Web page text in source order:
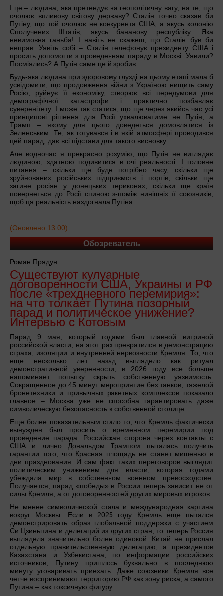
І це – людина, яка претендує на геополітичну вагу, на те, що
очолює впливову світову державу? Сталін точно сказав би
Путіну, що той очолює не конкурента США, а якусь колонію
Сполучених Штатів, якусь бананову республіку. Яка
невимовна ганьба! І навіть не скажеш, що Сталін був би
неправ. Уявіть собі – Сталін телефонує президенту США і
просить допомогти з проведенням параду в Москві. Уявили?
Посміялись? А Путін саме це й зробив.
Будь-яка людина при здоровому глузді на цьому етапі мала б
усвідомити, що продовження війни з Україною нищить саму
Росію, руйнує її економіку, створює всі передумови для
демографічної катастрофи і практично позбавляє
суверенітету. І може так статися, що ще через якийсь час усі
принципові рішення для Росії ухвалюватиме не Путін, а
Трамп – якому для цього доведеться домовлятися із
Зеленським. Те, як готувався і в якій атмосфері проводився
цей парад, дає всі підстави для такого висновку.
Але водночас я прекрасно розумію, що Путін не виглядає
людиною, здатною подивитися в очі реальності. І головне
питання – скільки ще буде потрібно часу, скільки ще
зруйнованих російських підприємств і портів, скільки ще
загине росіян у донецьких териконах, скільки ще країн
повернеться до Росії спиною з-поміж нинішніх її союзників,
щоб ця реальність наздогнала Путіна.
(Оновлено 13:00)
Обозреватель
Роман Прядун
Существуют кулуарные
договоренности США, Украины и РФ
после «трехдневного перемирия»:
на что толкает Путина позорный
парад и политическое унижение?
Интервью с Котовым
Парад 9 мая, который годами был главной витриной
российской власти, на этот раз превратился в демонстрацию
страха, изоляции и внутренней нервозности Кремля. То, что
еще несколько лет назад выглядело как ритуал
демонстративной уверенности, в 2026 году все больше
напоминает попытку скрыть собственную уязвимость.
Сокращенное до 45 минут мероприятие без танков, тяжелой
бронетехники и привычных ракетных комплексов показало
главное – Москва уже не способна гарантировать даже
символическую безопасность в собственной столице.
Еще более показательным стало то, что Кремль фактически
вынужден был просить о временном перемирии под
проведение парада. Российская сторона через контакты с
США и лично Дональдом Трампом пыталась получить
гарантии того, что Красная площадь не станет мишенью в
дни празднования. И сам факт таких переговоров выглядит
политическим унижением для власти, которая годами
убеждала мир в собственном военном превосходстве.
Получается, парад «победы» в России теперь зависит не от
силы Кремля, а от договоренностей других мировых игроков.
Не менее символической стала и международная картина
вокруг Москвы. Если в 2025 году Кремль еще пытался
демонстрировать образ глобальной поддержки с участием
Си Цзиньпина и делегаций из других стран, то теперь Россия
выглядела значительно более одинокой. Китай не прислал
отдельную правительственную делегацию, а президентов
Казахстана и Узбекистана, по информации российских
источников, Путину пришлось буквально в последнюю
минуту уговаривать приехать. Даже союзники Кремля все
четче воспринимают территорию РФ как зону риска, а самого
Путина – как токсичную фигуру.